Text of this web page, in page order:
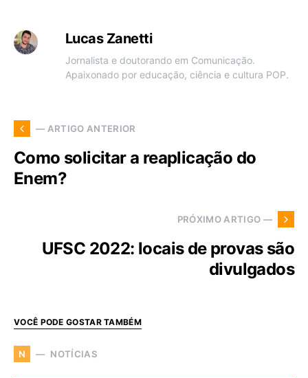
Lucas Zanetti
Jornalista e doutorando em Comunicação.
Apaixonado por educação, ciência e cultura POP.
— ARTIGO ANTERIOR
Como solicitar a reaplicação do
Enem?
PRÓXIMO ARTIGO —
UFSC 2022: locais de provas são
divulgados
VOCÊ PODE GOSTAR TAMBÉM
N NOTÍCIAS